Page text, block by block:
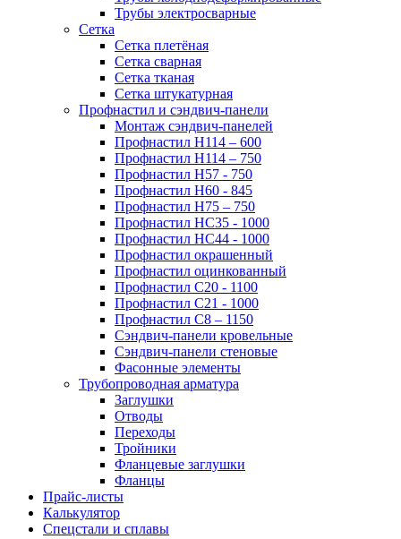
Трубы электросварные
Сетка
Сетка плетёная
Сетка сварная
Сетка тканая
Сетка штукатурная
Профнастил и сэндвич-панели
Монтаж сэндвич-панелей
Профнастил Н114 – 600
Профнастил Н114 – 750
Профнастил Н57 - 750
Профнастил Н60 - 845
Профнастил Н75 – 750
Профнастил НС35 - 1000
Профнастил НС44 - 1000
Профнастил окрашенный
Профнастил оцинкованный
Профнастил С20 - 1100
Профнастил С21 - 1000
Профнастил С8 – 1150
Сэндвич-панели кровельные
Сэндвич-панели стеновые
Фасонные элементы
Трубопроводная арматура
Заглушки
Отводы
Переходы
Тройники
Фланцевые заглушки
Фланцы
Прайс-листы
Калькулятор
Спецстали и сплавы